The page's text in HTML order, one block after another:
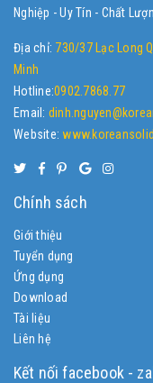
Nghiệp - Uy Tín - Chất
Địa chỉ: 730/37 Lạc Long
Minh
Hotline:0902.7868.77
Email:
Website:
Chính sách
Giới thiệu
Tuyển dụng
Ứng dụng
Download
Tài liệu
Liên hệ
Kết nối facebook -